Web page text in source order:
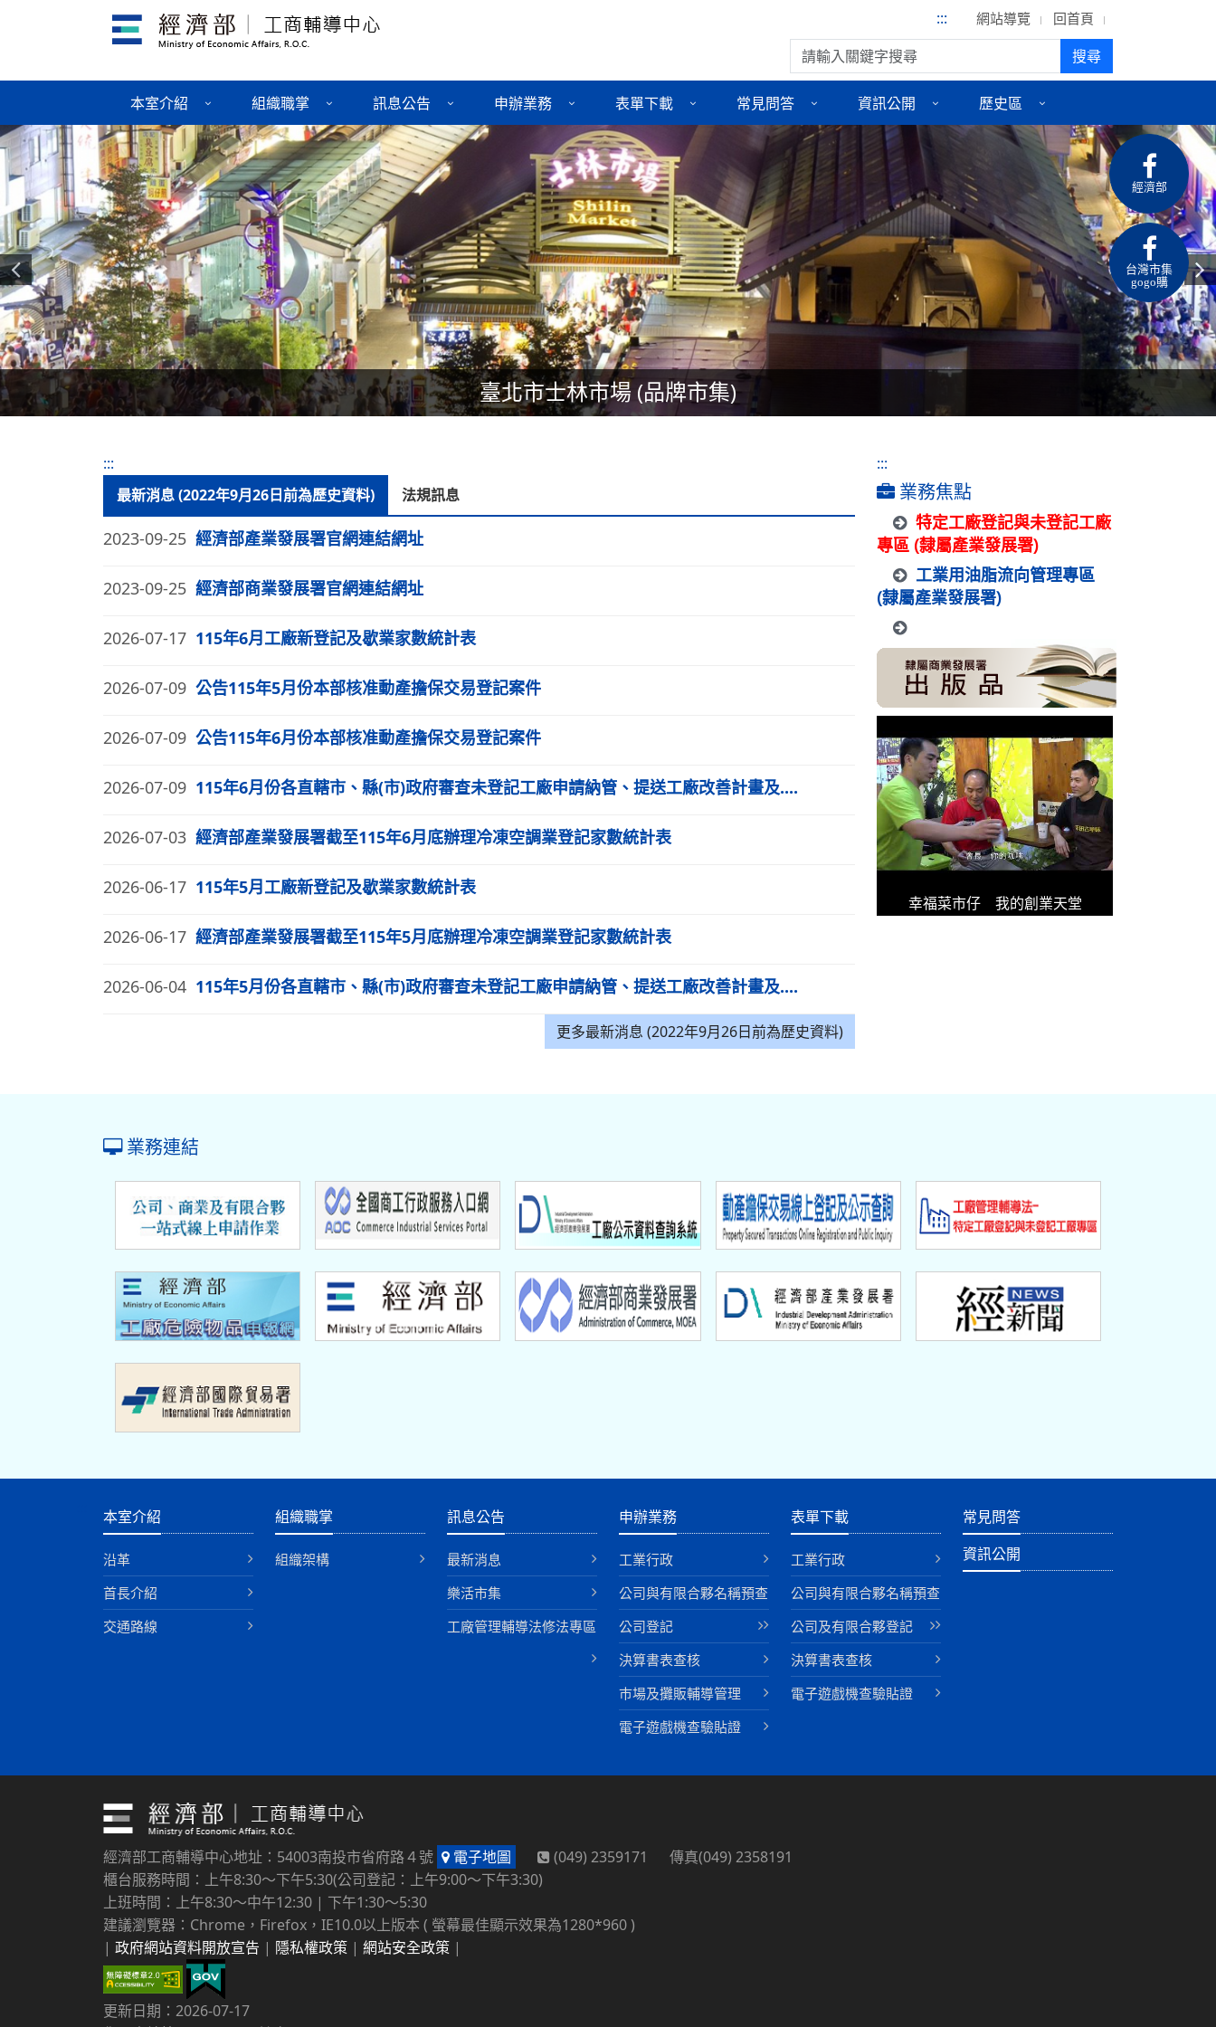
::: 網站導覽 回首頁
搜尋: 搜尋
本室介紹 組織職掌 訊息公告 申辦業務 表單下載 常見問答 資訊公開 歷史區
臺北市士林市場 (品牌市集)
上一則
下一則 經濟部
台灣市集
gogo購
:::
最新消息 (2022年9月26日前為歷史資料)
法規訊息
2023-09-25 經濟部產業發展署官網連結網址
2023-09-25 經濟部商業發展署官網連結網址
2026-07-17 115年6月工廠新登記及歇業家數統計表
2026-07-09 公告115年5月份本部核准動產擔保交易登記案件
2026-07-09 公告115年6月份本部核准動產擔保交易登記案件
2026-07-09 115年6月份各直轄市、縣(市)政府審查未登記工廠申請納管、提送工廠改善計畫及....
2026-07-03 經濟部產業發展署截至115年6月底辦理冷凍空調業登記家數統計表
2026-06-17 115年5月工廠新登記及歇業家數統計表
2026-06-17 經濟部產業發展署截至115年5月底辦理冷凍空調業登記家數統計表
2026-06-04 115年5月份各直轄市、縣(市)政府審查未登記工廠申請納管、提送工廠改善計畫及....
更多最新消息 (2022年9月26日前為歷史資料)
:::
業務焦點
特定工廠登記與未登記工廠
專區 (隸屬產業發展署)
工業用油脂流向管理專區
(隸屬產業發展署)
幸福菜市仔 我的創業天堂
業務連結
本室介紹
沿革
首長介紹
交通路線
組織職掌
組織架構
訊息公告
最新消息
樂活市集
工廠管理輔導法修法專區
申辦業務
工業行政
公司與有限合夥名稱預查
公司登記
決算書表查核
巿場及攤販輔導管理
電子遊戲機查驗貼證
表單下載
工業行政
公司與有限合夥名稱預查
公司及有限合夥登記
決算書表查核
電子遊戲機查驗貼證
常見問答
資訊公開
經濟部工商輔導中心地址：54003南投市省府路４號 電子地圖
(049) 2359171 傳真(049) 2358191
櫃台服務時間：上午8:30～下午5:30(公司登記：上午9:00～下午3:30)
上班時間：上午8:30～中午12:30 | 下午1:30～5:30
建議瀏覽器：Chrome，Firefox，IE10.0以上版本 ( 螢幕最佳顯示效果為1280*960 )
| 政府網站資料開放宣告 | 隱私權政策 | 網站安全政策 |
更新日期：2026-07-17